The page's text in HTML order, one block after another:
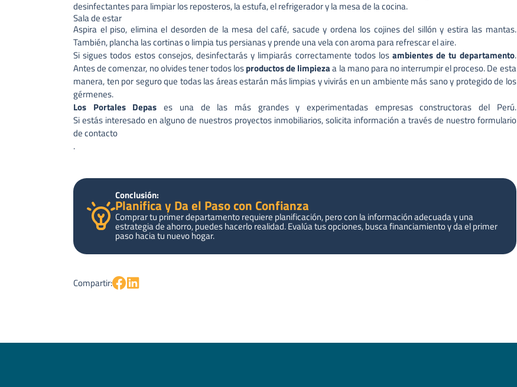
desinfectantes para limpiar los reposteros, la estufa, el refrigerador y la mesa de la cocina.
Sala de estar
Aspira el piso, elimina el desorden de la mesa del café, sacude y ordena los cojines del sillón y estira las mantas.
También, plancha las cortinas o limpia tus persianas y prende una vela con aroma para refrescar el aire.
Si sigues todos estos consejos, desinfectarás y limpiarás correctamente todos losambientes de tu departamento.
Antes de comenzar, no olvides tener todos losproductos de limpiezaa la mano para no interrumpir el proceso. De esta
manera, ten por seguro que todas las áreas estarán más limpias y vivirás en un ambiente más sano y protegido de los
gérmenes.
Los Portales Depas es una de las más grandes y experimentadas empresas constructoras del Perú.
Si estás interesado en alguno de nuestros proyectos inmobiliarios, solicita información a través de nuestro formulario
de contacto
.
Conclusión:
Planifica y Da el Paso con Confianza
Comprar tu primer departamento requiere planificación, pero con la información adecuada y una
estrategia de ahorro, puedes hacerlo realidad. Evalúa tus opciones, busca financiamiento y da el primer
paso hacia tu nuevo hogar.
Compartir: